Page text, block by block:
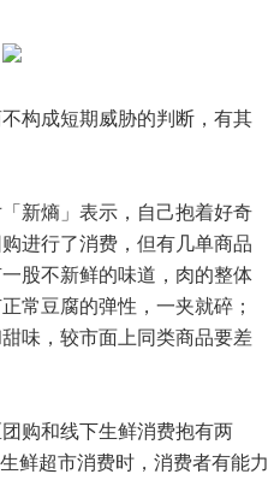
构成短期威胁的判断，有其
新熵」表示，自己抱着好奇
进行了消费，但有几单商品
股不新鲜的味道，肉的整体
常豆腐的弹性，一夹就碎；
味，较市面上同类商品要差
购和线下生鲜消费抱有两
鲜超市消费时，消费者有能力